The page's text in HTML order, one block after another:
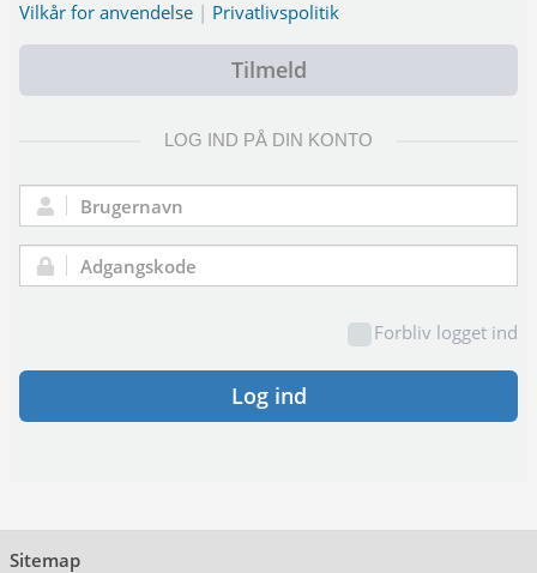
Vilkår for anvendelse | Privatlivspolitik
Tilmeld
LOG IND PÅ DIN KONTO
Brugernavn:
Adgangskode:
Forbliv logget ind
Log ind
Sitemap